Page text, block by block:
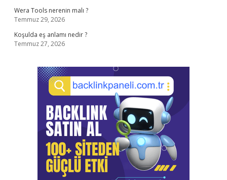
Wera Tools nerenin malı ?
Temmuz 29, 2026
Koşulda eş anlamı nedir ?
Temmuz 27, 2026